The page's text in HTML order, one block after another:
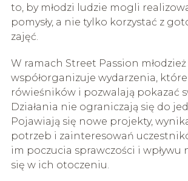
to, by młodzi ludzie mogli
pomysły, a nie tylko korzystać z
zajęć.
W ramach Street Passion młodzież
współorganizuje wydarzenia,
rówieśników i pozwalają pokazać
Działania nie ograniczają się do
Pojawiają się nowe projekty,
potrzeb i zainteresowań
im poczucia sprawczości i wpływu
się w ich otoczeniu.